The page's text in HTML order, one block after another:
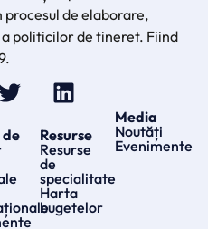
de elaborare,
politicilor de tineret. Fiind
de
Resurse
Resurse
de
specialitate
Harta
bugetelor
Media
Noutăți
Evenimente